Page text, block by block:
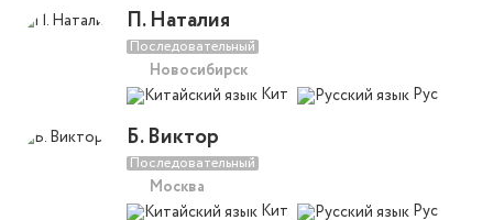
П. Наталия
Последовательный
Новосибирск
Кит Рус
Б. Виктор
Последовательный
Москва
Кит Рус